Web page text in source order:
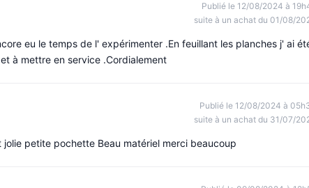
Publié le 12/08/2024 à
suite à un achat du 01/08/
eu le temps de l' expérimenter .En feuillant les planches j' ai
à mettre en service .Cordialement
Publié le 12/08/2024 à
suite à un achat du 31/07/
petite pochette Beau matériel merci beaucoup